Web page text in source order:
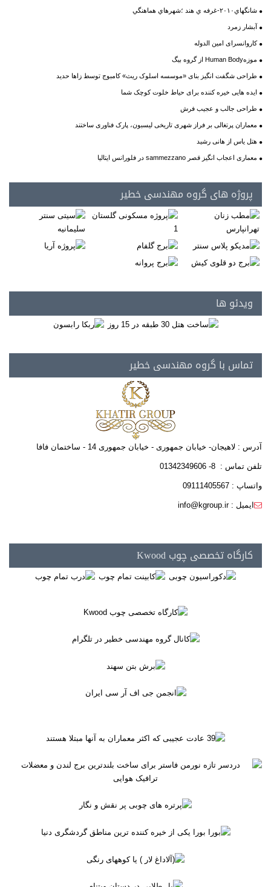
شانگهاي۲۰۱۰-غرفه ي هند ؛شهرهاي هماهنگي
آبشار زمرد
کاروانسرای امین الدوله
موزهHuman Body از گروه بیگ
طراحی شگفت انگیز بنای «موسسه اسلوک ریث» کامبوج توسط زاها حدید
ایده هایی خیره کننده برای حیاط خلوت کوچک شما
طراحی جالب و عجیب فرش
معماران پرتغالی بر فراز شهری تاریخی لیسبون، پارک فناوری ساختند
هتل یاس از هانی رشید
معماری اعجاب انگیز قصر sammezzano در فلورانس ایتالیا
پروژه های گروه مهندسی خطیر
ویدئو ها
تماس با گروه مهندسی خطیر
آدرس : لاهیجان- خیابان جمهوری - خیابان جمهوری 14 - ساختمان فافا
تلفن تماس : 8- 01342349606
واتساپ : 09111405567
ایمیل : info@kgroup.ir
کارگاه تخصصی چوب Kwood